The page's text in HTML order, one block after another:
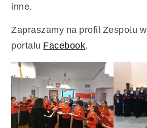
inne.
Zapraszamy na profil Zespołu w
portalu Facebook.